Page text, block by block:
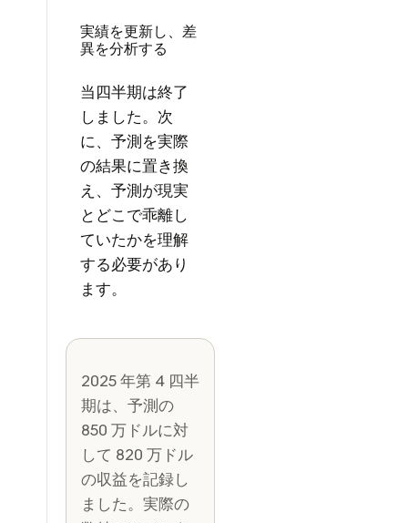
実績を更新し、差
異を分析する
当四半期は終了
しました。次
に、予測を実際
の結果に置き換
え、予測が現実
とどこで乖離し
ていたかを理解
する必要があり
ます。
2025 年第 4 四半
期は、予測の
850 万ドルに対
して 820 万ドル
の収益を記録し
ました。実際の